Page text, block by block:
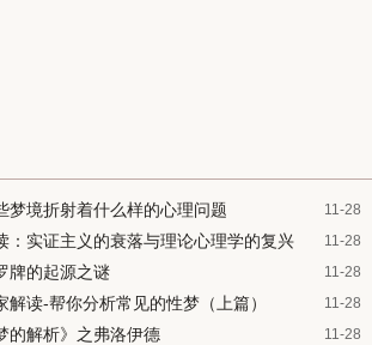
梦境折射着什么样的心理问题 11-28
：实证主义的衰落与理论心理学的复兴 11-28
牌的起源之谜 11-28
解读-帮你分析常见的性梦（上篇） 11-28
的解析》之弗洛伊德 11-28